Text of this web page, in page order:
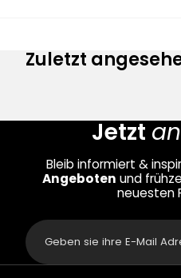
Zuletzt
Jetzt
Bleib informiert &
Angeboten und
neuesten
Email